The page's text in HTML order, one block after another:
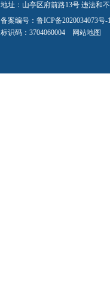
地址：山亭区府前路13号 违法和
备案编号： 鲁ICP备2020034073号-
标识码：3704060004 网站地图